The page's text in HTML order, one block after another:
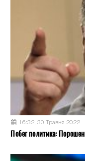
16:32, 30 Травня 2022
Побег политика: